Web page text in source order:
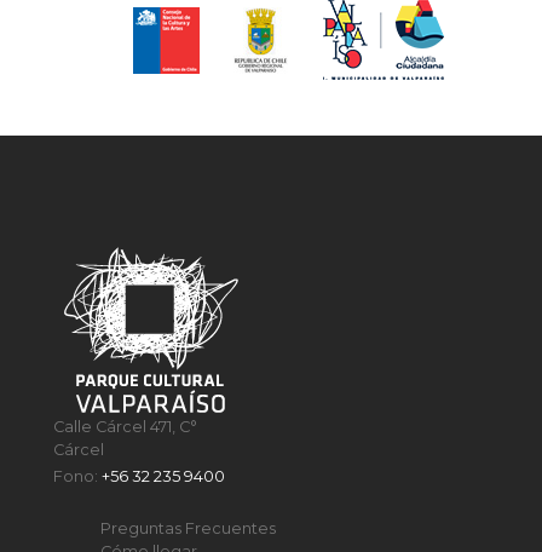
Calle Cárcel 471, C°
Cárcel
Fono:+56 32 235 9400
Preguntas Frecuentes